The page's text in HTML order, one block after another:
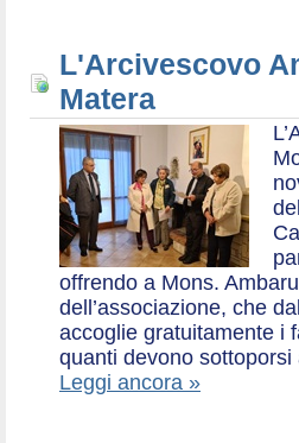
L'Arcivescovo
Matera
offrendo a Mons.
dell’associazione, che
accoglie gratuitamente i
quanti devono
Leggi ancora »